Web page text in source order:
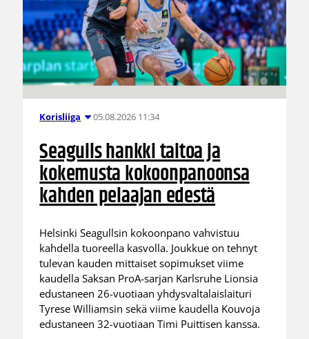
Korisliiga 05.08.2026 11:34
Seagulls hankki taitoa ja
kokemusta kokoonpanoonsa
kahden pelaajan edestä
Helsinki Seagullsin kokoonpano vahvistuu
kahdella tuoreella kasvolla. Joukkue on tehnyt
tulevan kauden mittaiset sopimukset viime
kaudella Saksan ProA-sarjan Karlsruhe Lionsia
edustaneen 26-vuotiaan yhdysvaltalaislaituri
Tyrese Williamsin sekä viime kaudella Kouvoja
edustaneen 32-vuotiaan Timi Puittisen kanssa.